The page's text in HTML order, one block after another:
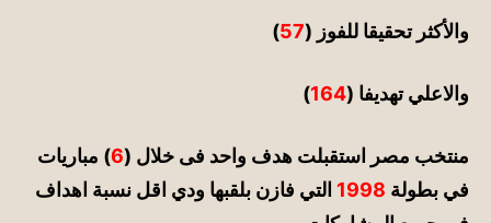
والأكثر تحقيقا للفوز (57
)
والاعلي تهديفا (164
)
منتخب مصر استقبلت هدف واحد فى خلال (6) مباريات
في بطولة 1998 التي فازن بلقبها ودي اقل نسبة اهداف